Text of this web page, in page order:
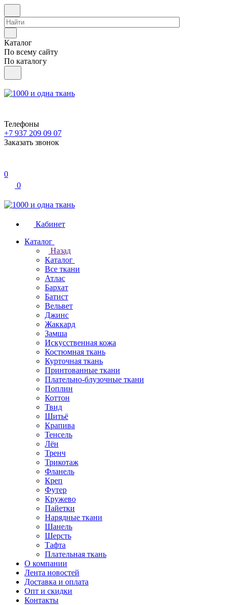
Каталог
По всему сайту
По каталогу
Телефоны
+7 937 209 09 07
Заказать звонок
0
0
Кабинет
Каталог
Назад
Каталог
Все ткани
Атлас
Бархат
Батист
Вельвет
Джинс
Жаккард
Замша
Искусственная кожа
Костюмная ткань
Курточная ткань
Принтованные ткани
Плательно-блузочные ткани
Поплин
Коттон
Твид
Шитьё
Крапива
Тенсель
Лён
Тренч
Трикотаж
Фланель
Креп
Футер
Кружево
Пайетки
Нарядные ткани
Шанель
Шерсть
Тафта
Плательная ткань
О компании
Лента новостей
Доставка и оплата
Опт и скидки
Контакты